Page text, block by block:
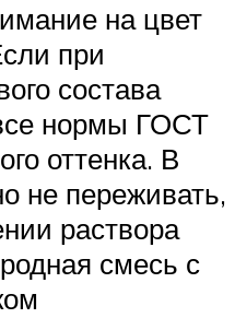
на цвет
при
состава
нормы ГОСТ
оттенка. В
не переживать,
раствора
смесь с